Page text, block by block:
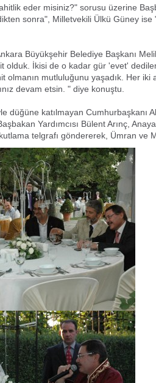
eder misiniz?" sorusu üzerine
sonra", Milletvekili Ülkü Güney
Büyükşehir Belediye Başkanı
olduk. İkisi de o kadar gür 'evet'
olmanın mutluluğunu yaşadık. Her
devam etsin. " diye konuştu.
düğüne katılmayan Cumhurbaşkanı
Yardımcısı Bülent Arınç,
telgrafı göndererek, Ümran ve